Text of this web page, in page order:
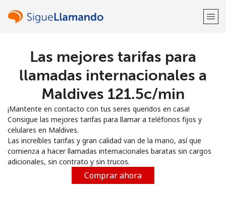
¡Bienvenido!
Regístrate con
o
Las mejores tarifas para
llamadas internacionales a
Maldives ⁦121.5c⁩/min
¡Mantente en contacto con tus seres queridos en casa!
Consigue las mejores tarifas para llamar a teléfonos fijos y
celulares en Maldives.
Las increíbles tarifas y gran calidad van de la mano, así que
comienza a hacer llamadas internacionales baratas sin cargos
adicionales, sin contrato y sin trucos.
Comprar ahora